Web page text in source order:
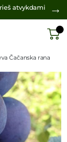
atvykdami
Čačanska rana